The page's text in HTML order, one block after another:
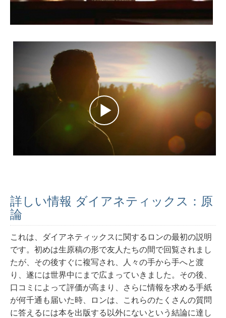
詳しい情報 ダイアネティックス：原
論
これは、ダイアネティックスに関するロンの最初の説明
です。初めは生原稿の形で友人たちの間で回覧されまし
たが、その後すぐに複写され、人々の手から手へと渡
り、遂には世界中にまで広まっていきました。その後、
口コミによって評価が高まり、さらに情報を求める手紙
が何千通も届いた時、ロンは、これらのたくさんの質問
に答えるには本を出版する以外にないという結論に達し